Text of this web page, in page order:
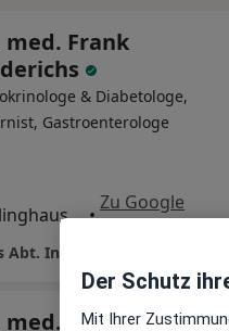
med. Frank
& Diabetologe,
Gastroenterologe
Röntgenstr. 10, Recklinghausen •
Zu Google
med. Edeltraud
Der Schutz
Mit Ihrer